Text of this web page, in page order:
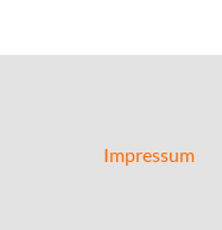
Impressum